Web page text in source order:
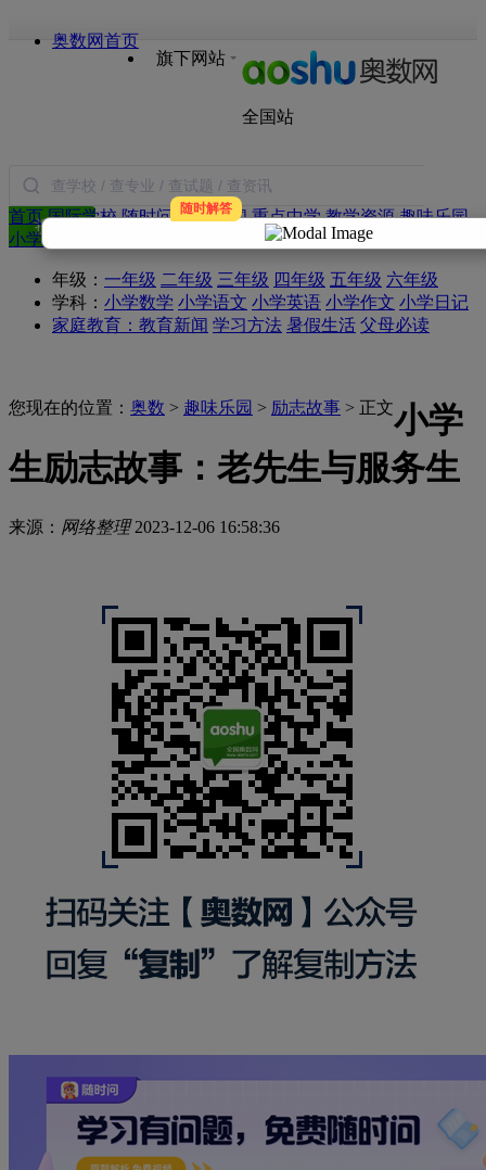
奥数网首页
旗下网站
全国站
搜索
首页国际学校 随时问 随时解答
小学新闻 重点中学 教学资源 趣味乐园
小学试题
日记 合作
年级： 一年级 二年级 三年级 四年级 五年级 六年级
学科： 小学数学 小学语文 小学英语 小学作文 小学日记
家庭教育： 教育新闻 学习方法 暑假生活 父母必读
您现在的位置： 奥数 > 趣味乐园 > 励志故事 > 正文小学
生励志故事：老先生与服务生
来源： 网络整理 2023-12-06 16:58:36